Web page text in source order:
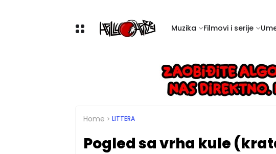
Muzika Filmovi i serije
Home LITTERA
Pogled sa vrha kule